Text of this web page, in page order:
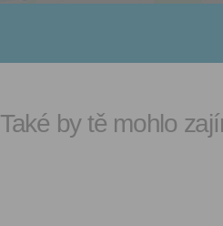
Také by tě mohlo